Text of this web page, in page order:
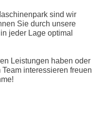
sind wir
Sie durch unsere
jeder Lage optimal
Leistungen haben oder
interessieren freuen